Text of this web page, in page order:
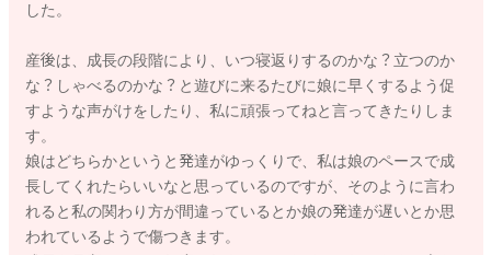
した。
産後は、成長の段階により、いつ寝返りするのかな？立つのか
な？しゃべるのかな？と遊びに来るたびに娘に早くするよう促
すような声がけをしたり、私に頑張ってねと言ってきたりしま
す。
娘はどちらかというと発達がゆっくりで、私は娘のペースで成
長してくれたらいいなと思っているのですが、そのように言わ
れると私の関わり方が間違っているとか娘の発達が遅いとか思
われているようで傷つきます。